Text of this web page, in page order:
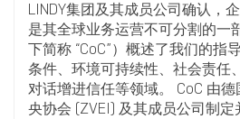
LINDY集团及其成员公司确认，
是其全球业务运营不可分割的一
下简称 “CoC”）概述了我们的指
条件、环境可持续性、社会责任
对话增进信任等领域。 CoC 由
央协会 (ZVEI) 及其成员公司制